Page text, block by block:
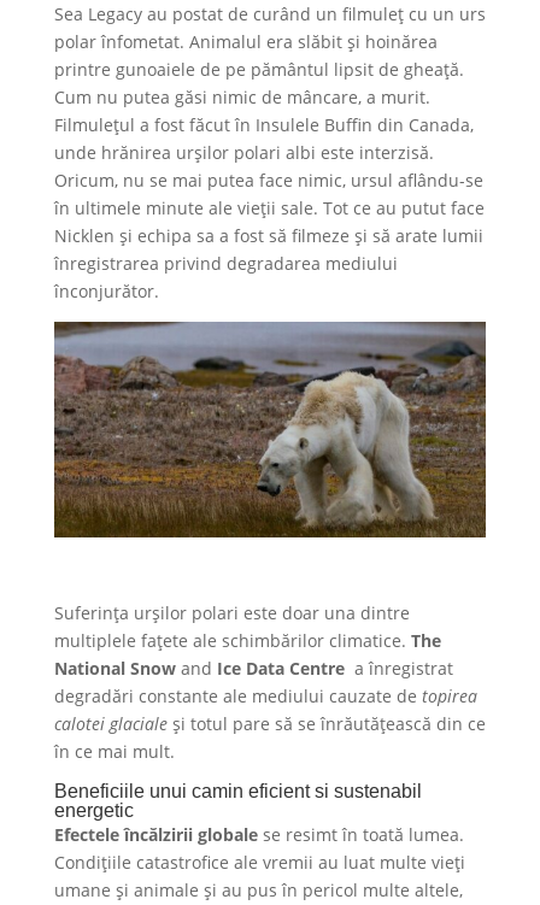
Sea Legacy au postat de curând un filmuleț cu un urs
polar înfometat. Animalul era slăbit și hoinărea
printre gunoaiele de pe pământul lipsit de gheață.
Cum nu putea găsi nimic de mâncare, a murit.
Filmulețul a fost făcut în Insulele Buffin din Canada,
unde hrănirea urșilor polari albi este interzisă.
Oricum, nu se mai putea face nimic, ursul aflându-se
în ultimele minute ale vieții sale. Tot ce au putut face
Nicklen și echipa sa a fost să filmeze și să arate lumii
înregistrarea privind degradarea mediului
înconjurător.
Suferința urșilor polari este doar una dintre
multiplele fațete ale schimbărilor climatice. The
National Snowand Ice Data Centrea înregistrat
degradări constante ale mediului cauzate de topirea
calotei glacialeși totul pare să se înrăutățească din ce
în ce mai mult.
Beneficiile unui camin eficient si sustenabil
energetic
Efectele încălzirii globalese resimt în toată lumea.
Condițiile catastrofice ale vremii au luat multe vieți
umane și animale și au pus în pericol multe altele,